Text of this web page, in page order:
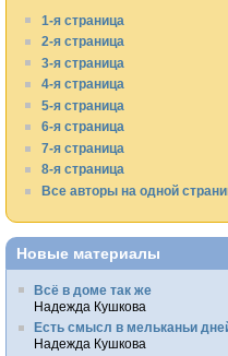
1-я страница
2-я страница
3-я страница
4-я страница
5-я страница
6-я страница
7-я страница
8-я страница
Все авторы на одной
Новые материалы
Всё в доме так же
Надежда Кушкова
Есть смысл в мельканьи
Надежда Кушкова